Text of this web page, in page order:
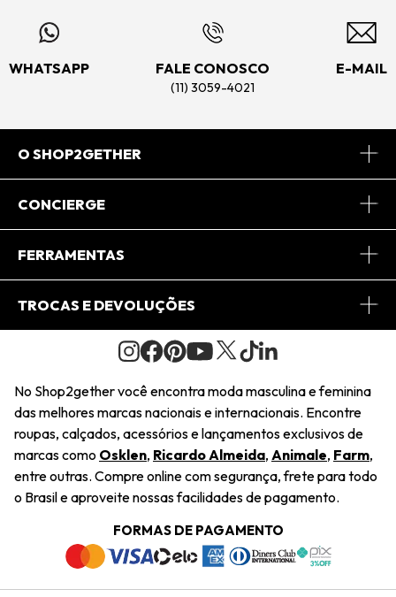
WHATSAPP FALE CONOSCO
(11) 3059-4021
E-MAIL
O SHOP2GETHER
Sobre Nós
Journal
Saiu na Mídia
Sustentabilidade
Navegando
Termos e Condições
Trabalhe Conosco
CONCIERGE
Central de Relacionamento
Regulamento e Promoções
FERRAMENTAS
Minha Conta
Pedido de Presente
Wishlist
TROCAS E DEVOLUÇÕES
Condições Gerais
Troca Fácil
Restituição de Pagamento
Dúvidas Frequentes
Termos e Condições
Política de Privacidade
No Shop2gether você encontra moda masculina e feminina
das melhores marcas nacionais e internacionais. Encontre
roupas, calçados, acessórios e lançamentos exclusivos de
marcas como Osklen, Ricardo Almeida, Animale, Farm,
entre outras. Compre online com segurança, frete para todo
o Brasil e aproveite nossas facilidades de pagamento.
FORMAS DE PAGAMENTO